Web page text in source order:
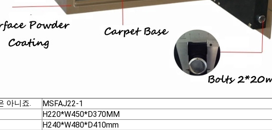
아니죠.
MSFAJ22-1
H220*W450*D370MM
H240*W480*D410mm